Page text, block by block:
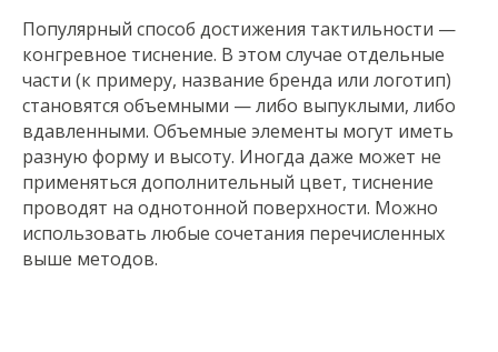
Популярный способ достижения тактильности —
конгревное тиснение. В этом случае отдельные
части (к примеру, название бренда или логотип)
становятся объемными — либо выпуклыми, либо
вдавленными. Объемные элементы могут иметь
разную форму и высоту. Иногда даже может не
применяться дополнительный цвет, тиснение
проводят на однотонной поверхности. Можно
использовать любые сочетания перечисленных
выше методов.